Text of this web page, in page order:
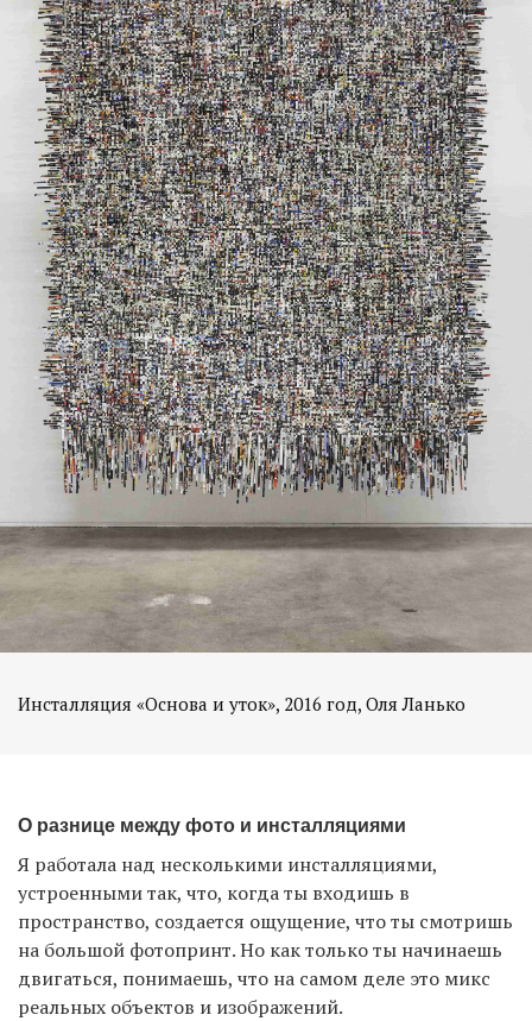
Инсталляция «Основа и уток», 2016 год, Оля Ланько
О разнице между фото и инсталляциями
Я работала над несколькими инсталляциями,
устроенными так, что, когда ты входишь в
пространство, создается ощущение, что ты смотришь
на большой фотопринт. Но как только ты начинаешь
двигаться, понимаешь, что на самом деле это микс
реальных объектов и изображений.